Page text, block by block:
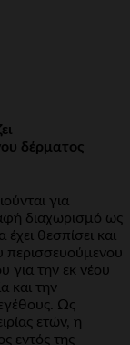
δέρματος
για
διαχωρισμό ως
θεσπίσει και
περισσευούμενου
για την εκ νέου
και την
Ως
ετών, η
εντός της